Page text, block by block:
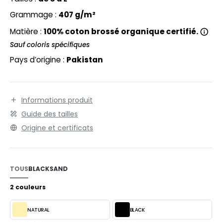
VETEMENTS
ROW
OF THE LOOM
OF THE LOOM VINTAGE
- BLANKS
Grammage : 407 g/m²
Matière : 100% coton brossé organique certifié.
Sauf coloris spécifiques
Pays d’origine : Pakistan
Informations produit
Guide des tailles
Origine et certificats
TOUSBLACKSAND
2 couleurs
NATURAL BLACK